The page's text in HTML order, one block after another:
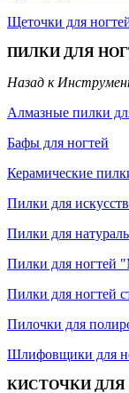
Щеточки для
ПИЛКИ ДЛЯ
Назад к
Алмазные пилки
Бафы для ногтей
Керамические
Пилки для
Пилки для
Пилки для ногтей
Пилки для ногтей
Пилочки для
Шлифовщики для
КИСТОЧКИ